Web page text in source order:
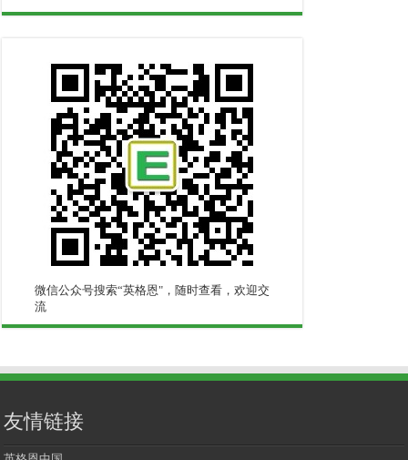
微信公众号搜索“英格恩"，随时查看，欢迎交
流
友情链接